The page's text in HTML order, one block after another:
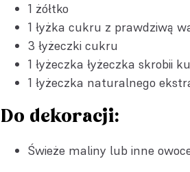
1 żółtko
1 łyżka cukru z prawdziwą
3 łyżeczki cukru
1 łyżeczka łyżeczka skrobii
1 łyżeczka naturalnego
Do dekoracji:
Świeże maliny lub inne